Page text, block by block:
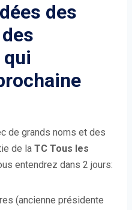
des
de grands noms et des
de la TC Tous les
entendrez dans 2 jours:
(ancienne présidente